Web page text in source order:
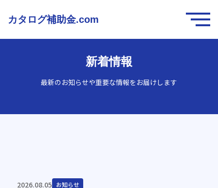
カタログ補助金.com
新着情報
最新のお知らせや重要な情報をお届けします
2026.08.05 お知らせ